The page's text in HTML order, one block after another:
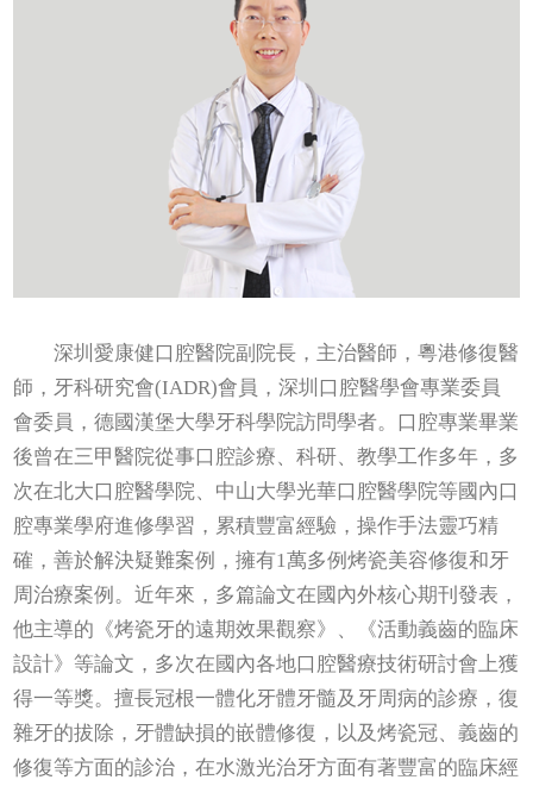
深圳愛康健口腔醫院副院長，主治醫師，粵港修復醫
師，牙科研究會(IADR)會員，深圳口腔醫學會專業委員
會委員，德國漢堡大學牙科學院訪問學者。口腔專業畢業
後曾在三甲醫院從事口腔診療、科研、教學工作多年，多
次在北大口腔醫學院、中山大學光華口腔醫學院等國內口
腔專業學府進修學習，累積豐富經驗，操作手法靈巧精
確，善於解決疑難案例，擁有1萬多例烤瓷美容修復和牙
周治療案例。近年來，多篇論文在國內外核心期刊發表，
他主導的《烤瓷牙的遠期效果觀察》、《活動義齒的臨床
設計》等論文，多次在國內各地口腔醫療技術研討會上獲
得一等獎。擅長冠根一體化牙體牙髓及牙周病的診療，復
雜牙的拔除，牙體缺損的嵌體修復，以及烤瓷冠、義齒的
修復等方面的診治，在水激光治牙方面有著豐富的臨床經